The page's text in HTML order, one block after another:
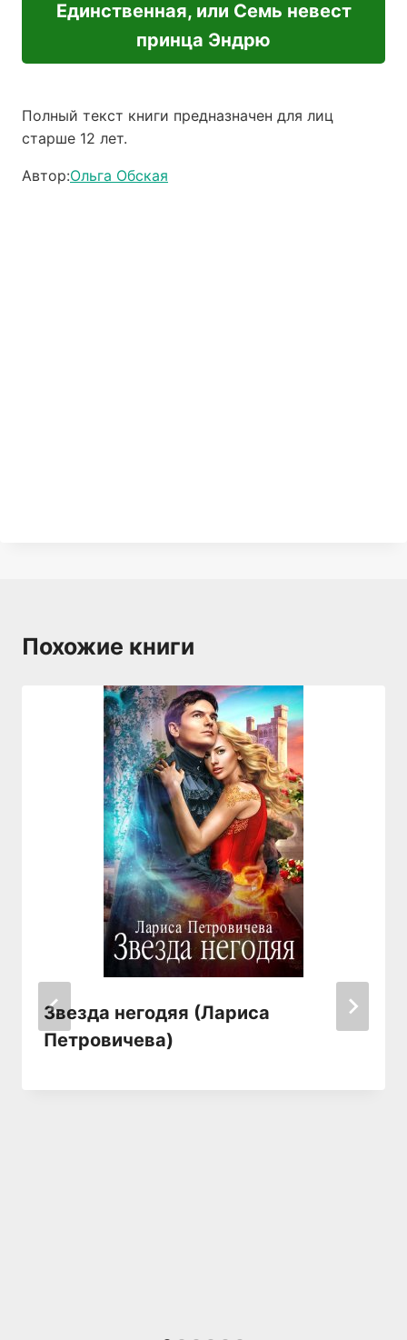
Единственная, или Семь невест
принца Эндрю
Полный текст книги предназначен для лиц
старше 12 лет.
Автор:Ольга Обская
Похожие книги
Звезда негодяя (Лариса
Петровичева)